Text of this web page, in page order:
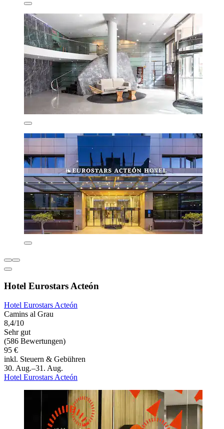
Hotel Eurostars Acteón
Hotel Eurostars Acteón
Camins al Grau
8,4/10
Sehr gut
(586 Bewertungen)
95 €
inkl. Steuern & Gebühren
30. Aug.–31. Aug.
Hotel Eurostars Acteón